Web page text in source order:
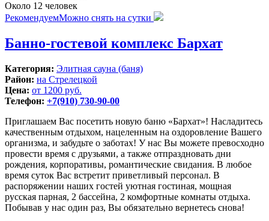
Около 12 человек
РекомендуемМожно снять на сутки
Банно-гостевой комплекс Бархат
Категория: Элитная сауна (баня)
Район: на Стрелецкой
Цена: от 1200 руб.
Телефон: +7(910) 730-90-00
Приглашаем Вас посетить новую баню «Бархат»! Насладитесь
качественным отдыхом, нацеленным на оздоровление Вашего
организма, и забудьте о заботах! У нас Вы можете превосходно
провести время с друзьями, а также отпраздновать дни
рождения, корпоративы, романтические свидания. В любое
время суток Вас встретит приветливый персонал. В
распоряжении наших гостей уютная гостиная, мощная
русская парная, 2 бассейна, 2 комфортные комнаты отдыха.
Побывав у нас один раз, Вы обязательно вернетесь снова!